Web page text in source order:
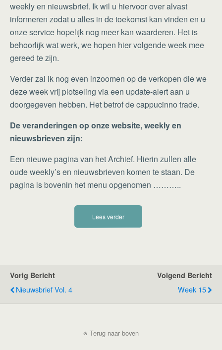
weekly en nieuwsbrief. Ik wil u hiervoor over alvast
informeren zodat u alles in de toekomst kan vinden en u
onze service hopelijk nog meer kan waarderen. Het is
behoorlijk wat werk, we hopen hier volgende week mee
gereed te zijn.
Verder zal ik nog even inzoomen op de verkopen die we
deze week vrij plotseling via een update-alert aan u
doorgegeven hebben. Het betrof de cappucinno trade.
De veranderingen op onze website, weekly en
nieuwsbrieven zijn:
Een nieuwe pagina van het Archief. Hierin zullen alle
oude weekly’s en nieuwsbrieven komen te staan. De
pagina is bovenin het menu opgenomen ………..
Lees verder
Vorig Bericht
Nieuwsbrief Vol. 4
Volgend Bericht
Week 15
Terug naar boven